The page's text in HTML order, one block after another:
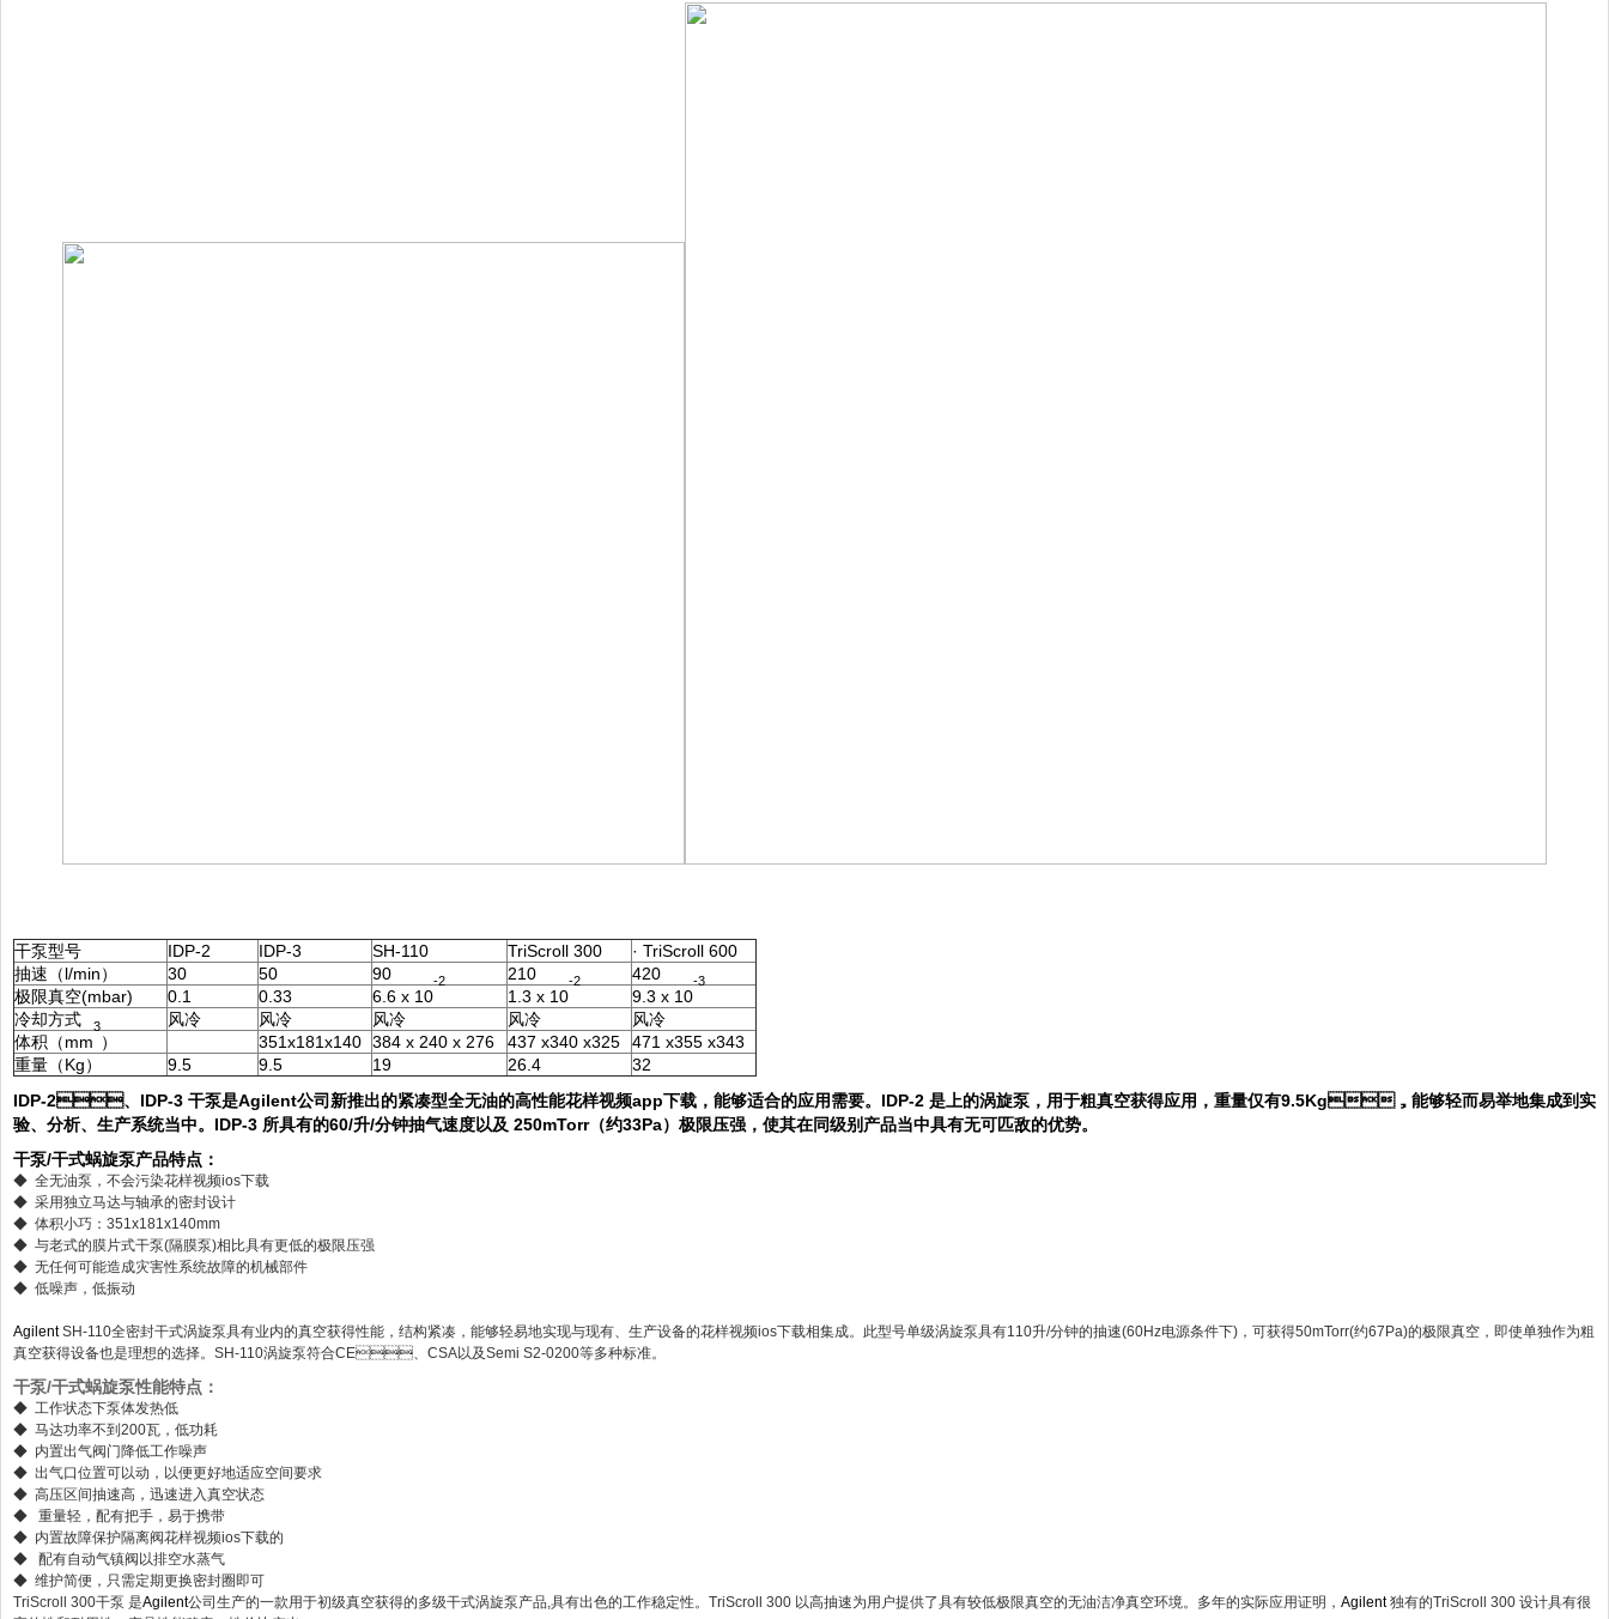
干泵型号 IDP-2 IDP-3 SH-110 TriScroll 300
· TriScroll 600
抽速（l/min）
30 50 90 210
420
极限真空(mbar)
0.1 0.33 6.6 x 10
-2
1.3 x 10
-2
9.3 x 10
-3
冷却方式 风冷 风冷 风冷 风冷
风冷
体积（mm
3
） 351x181x140 384 x 240 x 276 437 x340 x325
471 x355 x343
重量（Kg）
9.5 9.5 19 26.4
32
IDP-2、IDP-3 干泵是Agilent公司新推出的紧凑型全无油的高性能花样视频app下载，能够适合的应用需要。IDP-2 是上的涡旋泵，用于粗真空获得应用，重量仅有9.5Kg，能够轻而易举地集成到实
验、分析、生产系统当中。IDP-3 所具有的60/升/分钟抽气速度以及 250mTorr（约33Pa）极限压强，使其在同级别产品当中具有无可匹敌的优势。
干泵/干式蜗旋泵产品特点：
◆ 全无油泵，不会污染花样视频ios下载
◆ 采用独立马达与轴承的密封设计
◆ 体积小巧：351x181x140mm
◆ 与老式的膜片式干泵(隔膜泵)相比具有更低的极限压强
◆ 无任何可能造成灾害性系统故障的机械部件
◆ 低噪声，低振动
AgilentSH-110全密封干式涡旋泵具有业内的真空获得性能，结构紧凑，能够轻易地实现与现有、生产设备的花样视频ios下载相集成。此型号单级涡旋泵具有110升/分钟的抽速(60Hz电源条件下)，可获得50mTorr(约67Pa)的极限真空，即使单独作为粗
真空获得设备也是理想的选择。SH-110涡旋泵符合CE、CSA以及Semi S2-0200等多种标准。
干泵/干式蜗旋泵性能特点：
◆ 工作状态下泵体发热低
◆ 马达功率不到200瓦，低功耗
◆ 内置出气阀门降低工作噪声
◆ 出气口位置可以动，以便更好地适应空间要求
◆ 高压区间抽速高，迅速进入真空状态
◆ 重量轻，配有把手，易于携带
◆ 内置故障保护隔离阀花样视频ios下载的
◆ 配有自动气镇阀以排空水蒸气
◆ 维护简便，只需定期更换密封圈即可
TriScroll 300干泵 是Agilent公司生产的一款用于初级真空获得的多级干式涡旋泵产品,具有出色的工作稳定性。TriScroll 300 以高抽速为用户提供了具有较低极限真空的无油洁净真空环境。多年的实际应用证明， Agilent独有的TriScroll 300 设计具有很